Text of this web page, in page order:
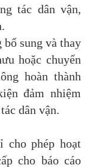
tác dân vận,
sung và thay
hoặc chuyển
hoàn thành
đảm nhiệm
dân vận.
cho phép hoạt
cho báo cáo